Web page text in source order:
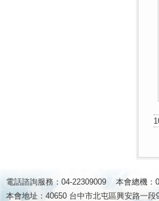
電話諮詢服務：04-22309009 本會總機
本會地址：40650 台中市北屯區興安路一段